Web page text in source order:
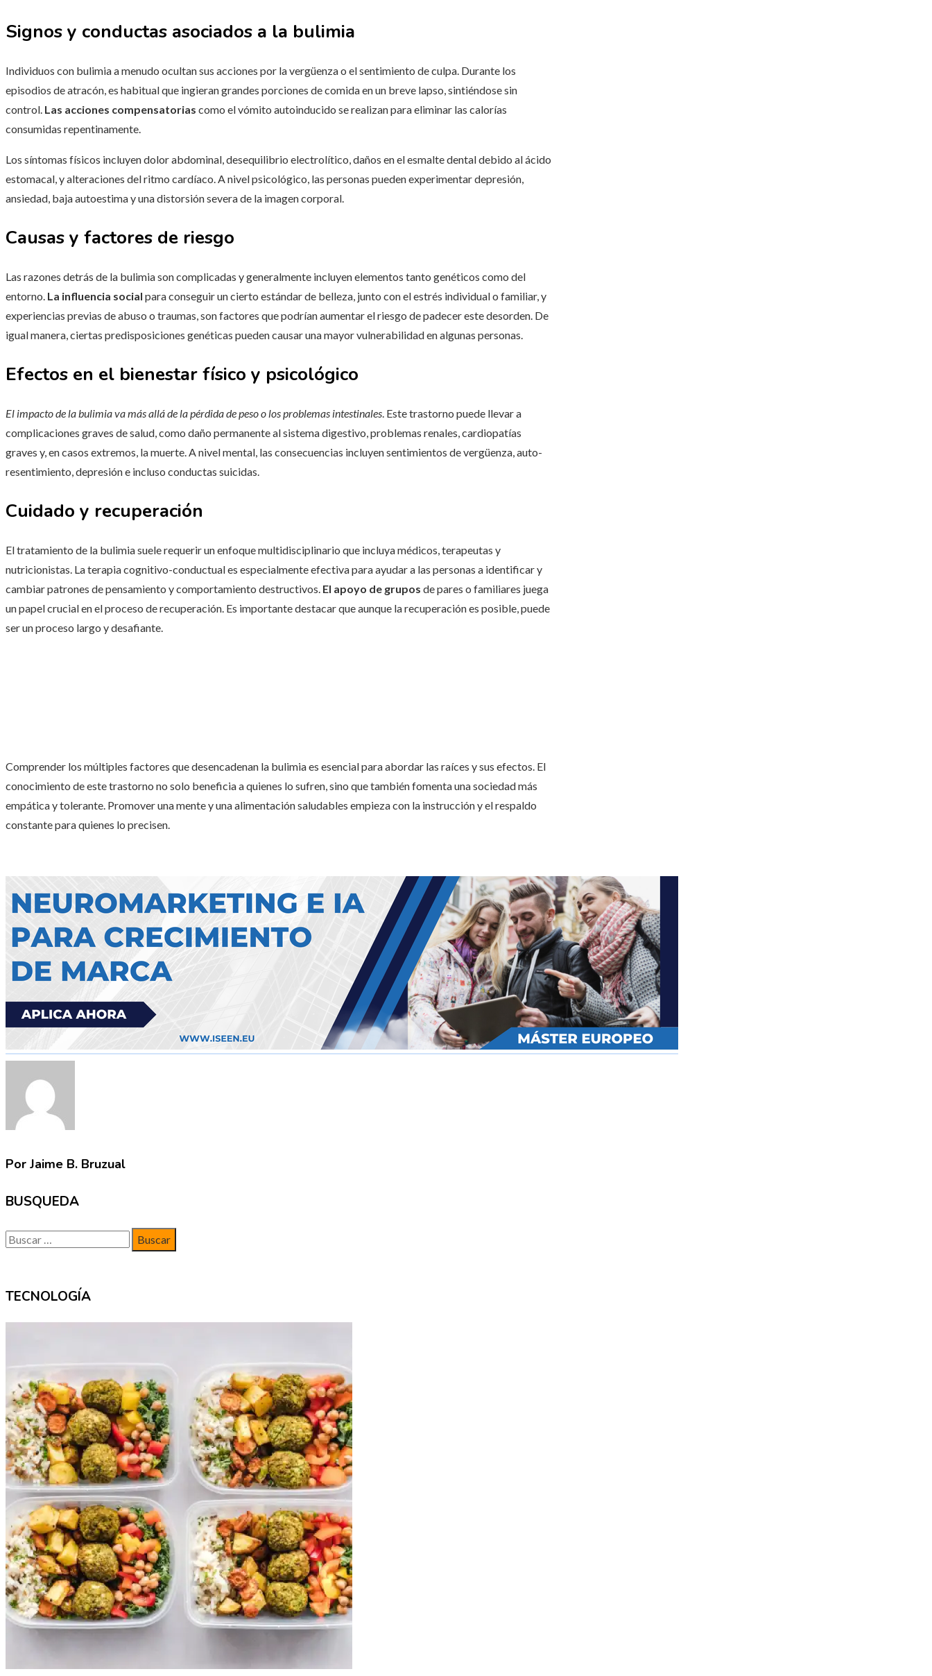
Signos y conductas asociados a la bulimia
Individuos con bulimia a menudo ocultan sus acciones por la vergüenza o el sentimiento de culpa. Durante los
episodios de atracón, es habitual que ingieran grandes porciones de comida en un breve lapso, sintiéndose sin
control. Las acciones compensatorias como el vómito autoinducido se realizan para eliminar las calorías
consumidas repentinamente.
Los síntomas físicos incluyen dolor abdominal, desequilibrio electrolítico, daños en el esmalte dental debido al ácido
estomacal, y alteraciones del ritmo cardíaco. A nivel psicológico, las personas pueden experimentar depresión,
ansiedad, baja autoestima y una distorsión severa de la imagen corporal.
Causas y factores de riesgo
Las razones detrás de la bulimia son complicadas y generalmente incluyen elementos tanto genéticos como del
entorno. La influencia social para conseguir un cierto estándar de belleza, junto con el estrés individual o familiar, y
experiencias previas de abuso o traumas, son factores que podrían aumentar el riesgo de padecer este desorden. De
igual manera, ciertas predisposiciones genéticas pueden causar una mayor vulnerabilidad en algunas personas.
Efectos en el bienestar físico y psicológico
El impacto de la bulimia va más allá de la pérdida de peso o los problemas intestinales. Este trastorno puede llevar a
complicaciones graves de salud, como daño permanente al sistema digestivo, problemas renales, cardiopatías
graves y, en casos extremos, la muerte. A nivel mental, las consecuencias incluyen sentimientos de vergüenza, auto-
resentimiento, depresión e incluso conductas suicidas.
Cuidado y recuperación
El tratamiento de la bulimia suele requerir un enfoque multidisciplinario que incluya médicos, terapeutas y
nutricionistas. La terapia cognitivo-conductual es especialmente efectiva para ayudar a las personas a identificar y
cambiar patrones de pensamiento y comportamiento destructivos. El apoyo de grupos de pares o familiares juega
un papel crucial en el proceso de recuperación. Es importante destacar que aunque la recuperación es posible, puede
ser un proceso largo y desafiante.
Comprender los múltiples factores que desencadenan la bulimia es esencial para abordar las raíces y sus efectos. El
conocimiento de este trastorno no solo beneficia a quienes lo sufren, sino que también fomenta una sociedad más
empática y tolerante. Promover una mente y una alimentación saludables empieza con la instrucción y el respaldo
constante para quienes lo precisen.
Por Jaime B. Bruzual
BUSQUEDA
Buscar:
TECNOLOGÍA